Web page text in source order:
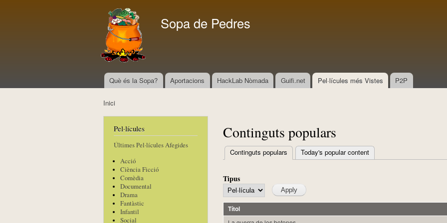
Sopa de Pedres
Menú principal
Què és la Sopa? Aportacions HackLab Nòmada Guifi.net Pel·lícules més Vistes P2P
Inici
Pel·lícules
Últimes Pel·lícules Afegides
Acció
Ciència Ficció
Comèdia
Documental
Drama
Fantàstic
Infantil
Social
Continguts populars
Pestanyes primàries
Continguts populars (pestanya activa)
Today's popular content
Tipus
Títol